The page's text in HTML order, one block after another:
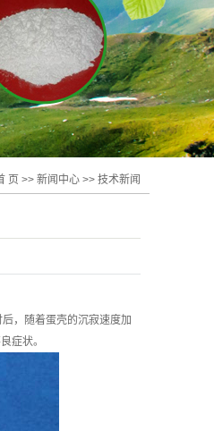
页 >> 新闻中心 >> 技术新闻
，随着蛋壳的沉寂速度加
症状。